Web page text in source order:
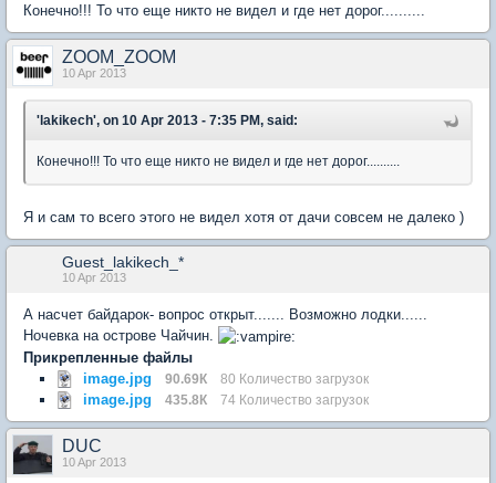
Конечно!!! То что еще никто не видел и где нет дорог..........
ZOOM_ZOOM
10 Apr 2013
'lakikech', on 10 Apr 2013 - 7:35 PM, said:
Конечно!!! То что еще никто не видел и где нет дорог..........
Я и сам то всего этого не видел хотя от дачи совсем не далеко )
Guest_lakikech_*
10 Apr 2013
А насчет байдарок- вопрос открыт....... Возможно лодки......
Ночевка на острове Чайчин.
Прикрепленные файлы
image.jpg
90.69К 80 Количество загрузок
image.jpg 435.8К 74 Количество загрузок
DUC
10 Apr 2013